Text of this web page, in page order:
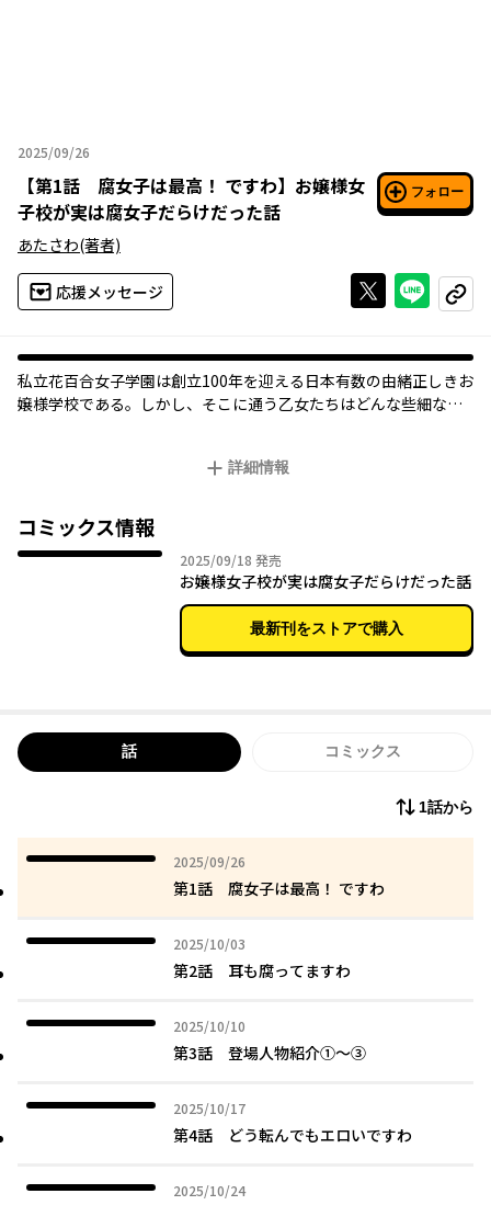
2025/09/26
2025年09月26日
【第1話 腐女子は最高！ ですわ】 お嬢様女
子校が実は腐女子だらけだった話
フォロー
あたさわ(著者)
応援メッセージ Xで投稿する
ライン
コピー
私立花百合女子学園は創立100年を迎える日本有数の由緒正しきお
嬢様学校である。しかし、そこに通う乙女たちはどんな些細な情
授業中は推しカプ小説回し書き文通、休み時間は性癖しりとり、
エレガンスな腐臭薫るスクールライフは最高ですわ~
（注）本作はお下劣ギャグマンガです。
詳細情報
コミックス情報
2025/09/18 2025年09月18日
発売
お嬢様女子校が実は腐女子だらけだった話
最新刊をストアで購入
話 コミックス
1話から
2025/09/26
2025年09月26日
第1話 腐女子は最高！ ですわ
2025/10/03
2025年10月03日
第2話 耳も腐ってますわ
2025/10/10
2025年10月10日
第3話 登場人物紹介①～③
2025/10/17
2025年10月17日
第4話 どう転んでもエロいですわ
2025/10/24
2025年10月24日